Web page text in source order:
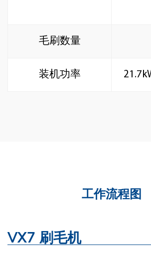
毛刷数量
装机功率
工作流程图
VX7 刷毛机